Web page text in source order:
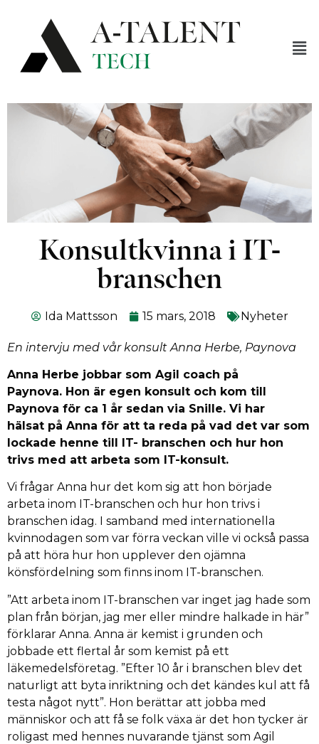
Konsultkvinna i IT-
branschen
Ida Mattsson 15 mars, 2018 Nyheter
En intervju med vår konsult Anna Herbe, Paynova
Anna Herbe jobbar som Agil coach på
Paynova. Hon är egen konsult och kom till
Paynova för ca 1 år sedan via Snille. Vi har
hälsat på Anna för att ta reda på vad det var som
lockade henne till IT- branschen och hur hon
trivs med att arbeta som IT-konsult.
Vi frågar Anna hur det kom sig att hon började
arbeta inom IT-branschen och hur hon trivs i
branschen idag. I samband med internationella
kvinnodagen som var förra veckan ville vi också passa
på att höra hur hon upplever den ojämna
könsfördelning som finns inom IT-branschen.
”Att arbeta inom IT-branschen var inget jag hade som
plan från början, jag mer eller mindre halkade in här”
förklarar Anna. Anna är kemist i grunden och
jobbade ett flertal år som kemist på ett
läkemedelsföretag. ”Efter 10 år i branschen blev det
naturligt att byta inriktning och det kändes kul att få
testa något nytt”. Hon berättar att jobba med
människor och att få se folk växa är det hon tycker är
roligast med hennes nuvarande tjänst som Agil